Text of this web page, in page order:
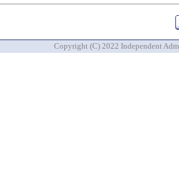
Copyright (C) 2022 Independent